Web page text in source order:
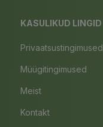
KASULIKUD LINGID
Privaatsustingimused
Müügitingimused
Meist
Kontakt